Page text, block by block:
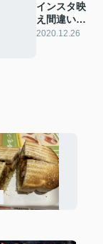
インスタ映
え間違いな
いです(*^-
2020.12.26